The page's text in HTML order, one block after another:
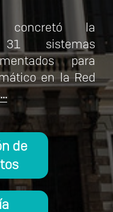
concretó la
sistemas
para
en la Red
de